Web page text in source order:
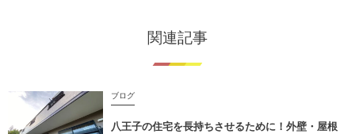
関連記事
ブログ
八王子の住宅を長持ちさせるために！外壁・屋根